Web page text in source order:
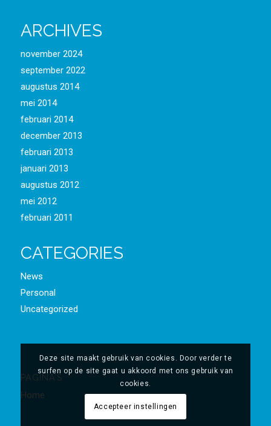
ARCHIVES
november 2024
september 2022
augustus 2014
mei 2014
februari 2014
december 2013
februari 2013
januari 2013
augustus 2012
mei 2012
februari 2011
CATEGORIES
News
Personal
Uncategorized
PAGINA’S
Home
Deze site maakt gebruik van cookies. Door verder te
surfen op de site gaat u akkoord met ons gebruik van
cookies.
Accepteer instellingen